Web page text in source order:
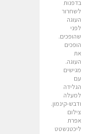
בדפנות
לשחרור
העוגה
לפני
שהופכים.
הופכים
את
העוגה.
מגישים
עם
הגלידה
למעלה
ודבש-קינמון.
צילום
אפרת
ליכטנשטט